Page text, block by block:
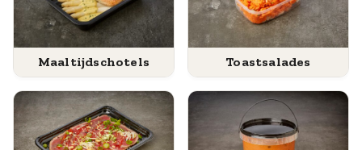
Maaltijdschotels Toastsalades